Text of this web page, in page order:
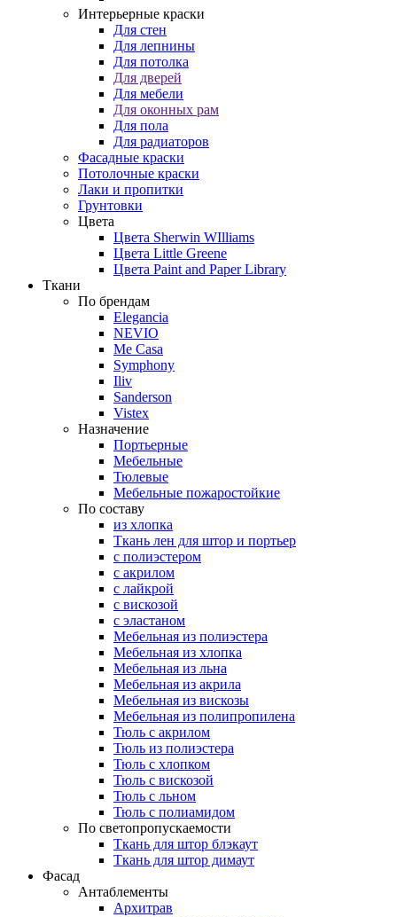
Интерьерные краски
Для стен
Для лепнины
Для потолка
Для дверей
Для мебели
Для оконных рам
Для пола
Для радиаторов
Фасадные краски
Потолочные краски
Лаки и пропитки
Грунтовки
Цвета
Цвета Sherwin WIlliams
Цвета Little Greene
Цвета Paint and Paper Library
Ткани
По брендам
Elegancia
NEVIO
Me Casa
Symphony
Iliv
Sanderson
Vistex
Назначение
Портьерные
Мебельные
Тюлевые
Мебельные пожаростойкие
По составу
из хлопка
Ткань лен для штор и портьер
с полиэстером
с акрилом
с лайкрой
с вискозой
с эластаном
Мебельная из полиэстера
Мебельная из хлопка
Мебельная из льна
Мебельная из акрила
Мебельная из вискозы
Мебельная из полипропилена
Тюль с акрилом
Тюль из полиэстера
Тюль с хлопком
Тюль с вискозой
Тюль с льном
Тюль с полиамидом
По светопропускаемости
Ткань для штор блэкаут
Ткань для штор димаут
Фасад
Антаблементы
Архитрав